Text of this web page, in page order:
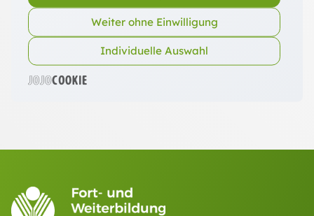
Institutionelles Schutzkonzept herunterladen
(PDF, 358 kB)
Meldeformular herunterladen (PDF, 331 kB)
Weiter ohne Einwilligung
Individuelle Auswahl